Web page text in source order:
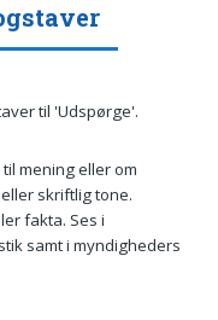
til 'Udspørge'.
mening eller om
skriftlig tone.
fakta. Ses i
samt i myndigheders